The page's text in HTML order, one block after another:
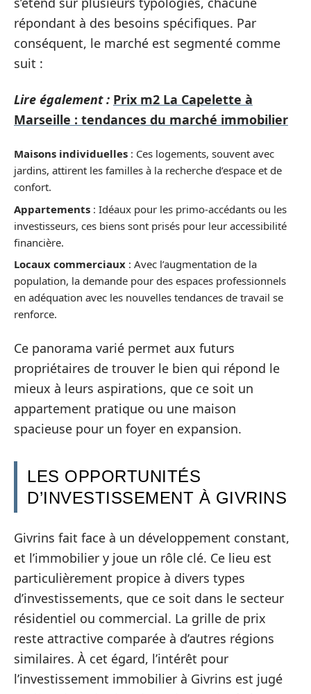
répondant à des besoins spécifiques. Par
conséquent, le marché est segmenté comme
suit :
Lire également : Prix m2 La Capelette à
Marseille : tendances du marché immobilier
Maisons individuelles : Ces logements, souvent avec
jardins, attirent les familles à la recherche d’espace et de
confort.
Appartements : Idéaux pour les primo-accédants ou les
investisseurs, ces biens sont prisés pour leur accessibilité
financière.
Locaux commerciaux : Avec l’augmentation de la
population, la demande pour des espaces professionnels
en adéquation avec les nouvelles tendances de travail se
renforce.
Ce panorama varié permet aux futurs
propriétaires de trouver le bien qui répond le
mieux à leurs aspirations, que ce soit un
appartement pratique ou une maison
spacieuse pour un foyer en expansion.
LES OPPORTUNITÉS
D’INVESTISSEMENT À GIVRINS
Givrins fait face à un développement constant,
et l’immobilier y joue un rôle clé. Ce lieu est
particulièrement propice à divers types
d’investissements, que ce soit dans le secteur
résidentiel ou commercial. La grille de prix
reste attractive comparée à d’autres régions
similaires. À cet égard, l’intérêt pour
l’investissement immobilier à Givrins est jugé